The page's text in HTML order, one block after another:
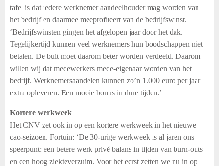
tafel is dat iedere werknemer aandeelhouder mag worden van
het bedrijf en daarmee meeprofiteert van de bedrijfswinst.
‘Bedrijfswinsten gingen het afgelopen jaar door het dak.
Tegelijkertijd kunnen veel werknemers hun boodschappen niet
betalen. De buit moet daarom beter worden verdeeld. Daarom
willen wij dat medewerkers mede-eigenaar worden van het
bedrijf. Werknemersaandelen kunnen zo’n 1.000 euro per jaar
extra opleveren. Een mooie bonus in dure tijden.’
Kortere werkweek
Het CNV zet ook in op een kortere werkweek in het nieuwe
cao-seizoen. Fortuin: ‘De 30-urige werkweek is al jaren ons
speerpunt: een betere werk privé balans in tijden van burn-outs
en een hoog ziekteverzuim. Voor het eerst zetten we nu in op